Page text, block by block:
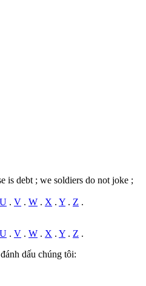
is debt ; we soldiers do not joke ;
U . V . W . X . Y . Z .
U . V . W . X . Y . Z .
dấu chúng tôi: